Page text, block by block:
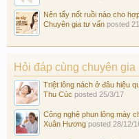
Nên tẩy nốt ruồi nào cho
Chuyên gia tư vấn posted
Hỏi đáp cùng chuyên gia
Triệt lông nách ở đâu hiệu
Thu Cúc posted 25/3/17
Công nghệ phun lông mày
Xuân Hương posted 28/12/